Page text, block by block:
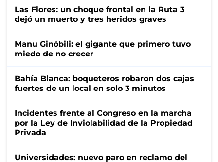
Las Flores: un choque frontal en la Ruta 3
dejó un muerto y tres heridos graves
Manu Ginóbili: el gigante que primero tuvo
miedo de no crecer
Bahía Blanca: boqueteros robaron dos cajas
fuertes de un local en solo 3 minutos
Incidentes frente al Congreso en la marcha
por la Ley de Inviolabilidad de la Propiedad
Privada
Universidades: nuevo paro en reclamo del